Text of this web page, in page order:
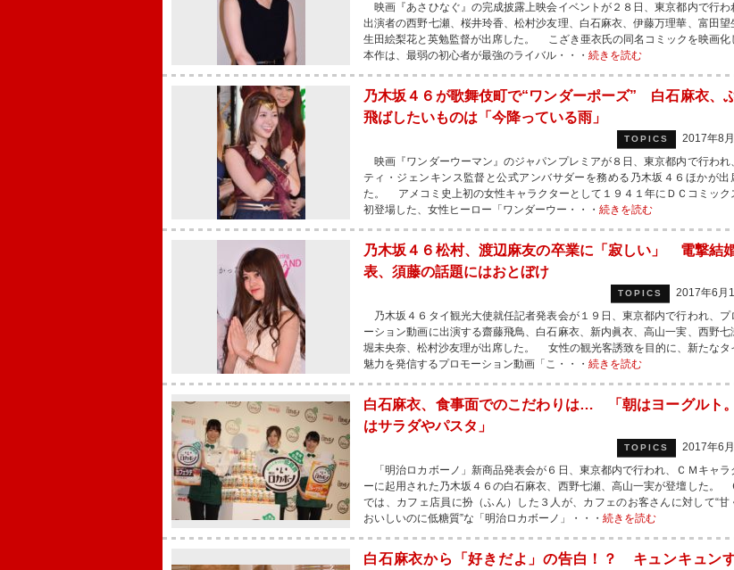
映画『あさひなぐ』の完成披露上映会イベントが２８日、東京都内で行わ
出演者の西野七瀬、桜井玲香、松村沙友理、白石麻衣、伊藤万理華、富田望
生田絵梨花と英勉監督が出席した。 こざき亜衣氏の同名コミックを映画化
本作は、最弱の初心者が最強のライバル・・・ 続きを読む
乃木坂４６が歌舞伎町で“ワンダーポーズ” 白石麻衣、
飛ばしたいものは「今降っている雨」
TOPICS
2017年8
映画『ワンダーウーマン』のジャパンプレミアが８日、東京都内で行われ
ティ・ジェンキンス監督と公式アンバサダーを務める乃木坂４６ほかが出
た。 アメコミ史上初の女性キャラクターとして１９４１年にＤＣコミック
初登場した、女性ヒーロー「ワンダーウー・・・ 続きを読む
乃木坂４６松村、渡辺麻友の卒業に「寂しい」 電撃結
表、須藤の話題にはおとぼけ
TOPICS
2017年6月
乃木坂４６タイ観光大使就任記者発表会が１９日、東京都内で行われ、プ
ーション動画に出演する齋藤飛鳥、白石麻衣、新内眞衣、高山一実、西野七
堀未央奈、松村沙友理が出席した。 女性の観光客誘致を目的に、新たなタ
魅力を発信するプロモーション動画「こ・・・ 続きを読む
白石麻衣、食事面でのこだわりは… 「朝はヨーグルト
はサラダやパスタ」
TOPICS
2017年6
「明治ロカボーノ」新商品発表会が６日、東京都内で行われ、ＣＭキャラ
ーに起用された乃木坂４６の白石麻衣、西野七瀬、高山一実が登壇した。
では、カフェ店員に扮（ふん）した３人が、カフェのお客さんに対して“甘
おいしいのに低糖質”な「明治ロカボーノ」・・・ 続きを読む
白石麻衣から「好きだよ」の告白！？ キュンキュン